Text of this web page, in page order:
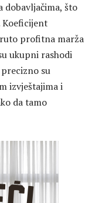
dobavljačima, što
Koeficijent
profitna marža
ukupni rashodi
precizno su
izvještajima i
da tamo